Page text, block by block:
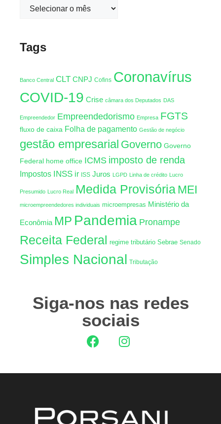
Tags
Banco Central CLT CNPJ Cofins Coronavírus
COVID-19 Crise câmara dos Deputados DAS
Empreendedor Empreendedorismo Empresa FGTS
fluxo de caixa Folha de pagamento Gestão de negócio
gestão empresarial Governo Governo
Federal home office ICMS imposto de renda
Impostos INSS ir ISS Juros LGPD Linha de crédito Lucro
Presumido Lucro Real Medida ProvisóriaMEI
microempreendedores individuais microempresas Ministério da
Econômia MP Pandemia Pronampe
Receita Federal regime tributário Sebrae Senado
Simples Nacional Tributação
Siga-nos nas redes
sociais